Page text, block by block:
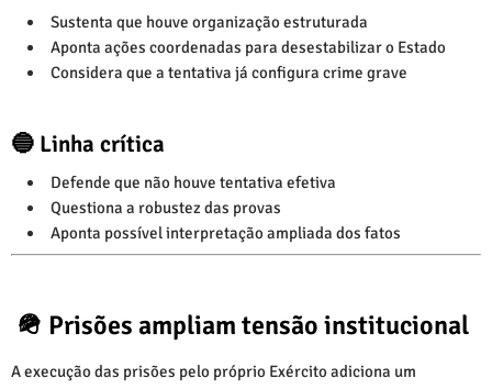
Sustenta que houve organização estruturada
Aponta ações coordenadas para desestabilizar o Estado
Considera que a tentativa já configura crime grave
🔵 Linha crítica
Defende que não houve tentativa efetiva
Questiona a robustez das provas
Aponta possível interpretação ampliada dos fatos
🪖 Prisões ampliam tensão institucional
A execução das prisões pelo próprio Exército adiciona um